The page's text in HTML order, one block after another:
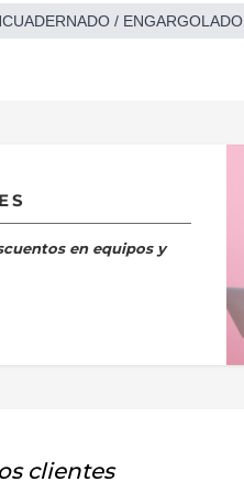
/ ENGARGOLADO
en equipos y
clientes